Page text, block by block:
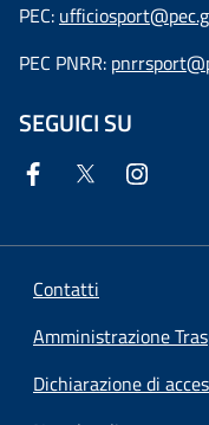
PEC:
PEC PNRR:
SEGUICI SU
Contatti
Amministrazione
Dichiarazione di